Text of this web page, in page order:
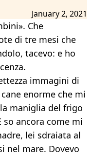
January 2, 2021
Che
di tre mesi che
tacevo: e ho
immagini di
enorme che mi
maniglia del frigo
ancora come mi
lei sdraiata al
nel mare. Dovevo